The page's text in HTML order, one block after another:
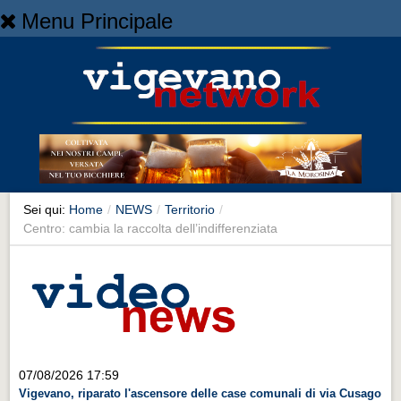
Menu Principale
NEWS
Cronaca
Cronaca
Artes et Artificia
Sport
Territorio
Sei qui: Home / NEWS / Territorio /
Centro: cambia la raccolta dell’indifferenziata
07/08/2026 17:59
Vigevano, riparato l'ascensore delle case comunali di via Cusago